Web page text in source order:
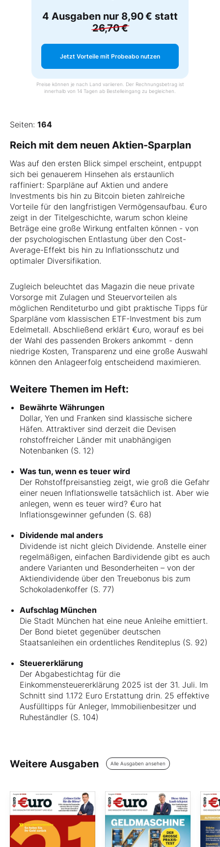
4 Ausgaben nur 8,90 € statt
26,70 €
Jetzt Vorteile mit Probeabo nutzen
Preise können je nach Land variieren. Der Rechnungsbetrag ist
innerhalb von 14 Tagen ab Bestelleingang zu begleichen.
Seiten: 164
Reich mit dem neuen Aktien-Sparplan
Was auf den ersten Blick simpel erscheint, entpuppt
sich bei genauerem Hinsehen als erstaunlich
raffiniert: Sparpläne auf Aktien und andere
Investments bis hin zu Bitcoin bieten zahlreiche
Vorteile für den langfristigen Vermögensaufbau. €uro
zeigt in der Titelgeschichte, warum schon kleine
Beträge eine große Wirkung entfalten können - von
der psychologischen Entlastung über den Cost-
Average-Effekt bis hin zu Inflationsschutz und
optimaler Diversifikation.
Zugleich beleuchtet das Magazin die neue private
Vorsorge mit Zulagen und Steuervorteilen als
möglichen Renditeturbo und gibt praktische Tipps für
Sparpläne vom klassischen ETF-Investment bis zum
Edelmetall. Abschließend erklärt €uro, worauf es bei
der Wahl des passenden Brokers ankommt - denn
niedrige Kosten, Transparenz und eine große Auswahl
können den Anlageerfolg entscheidend maximieren.
Weitere Themen im Heft:
Bewährte Währungen
Dollar, Yen und Franken sind klassische sichere
Häfen. Attraktiver sind derzeit die Devisen
rohstoffreicher Länder mit unabhängigen
Notenbanken (S. 12)
Was tun, wenn es teuer wird
Der Rohstoffpreisanstieg zeigt, wie groß die Gefahr
einer neuen Inflationswelle tatsächlich ist. Aber wie
anlegen, wenn es teuer wird? €uro hat
Inflationsgewinner gefunden (S. 68)
Dividende mal anders
Dividende ist nicht gleich Dividende. Anstelle einer
regelmäßigen, einfachen Bardividende gibt es auch
andere Varianten und Besonderheiten – von der
Aktiendividende über den Treuebonus bis zum
Schokoladenkoffer (S. 77)
Aufschlag München
Die Stadt München hat eine neue Anleihe emittiert.
Der Bond bietet gegenüber deutschen
Staatsanleihen ein ordentliches Renditeplus (S. 92)
Steuererklärung
Der Abgabestichtag für die
Einkommensteuererklärung 2025 ist der 31. Juli. Im
Schnitt sind 1.172 Euro Erstattung drin. 25 effektive
Ausfülltipps für Anleger, Immobilienbesitzer und
Ruheständler (S. 104)
Weitere Ausgaben Alle Ausgaben ansehen